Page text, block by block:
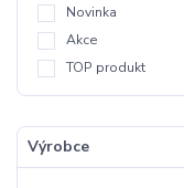
Novinka
Akce
TOP produkt
Výrobce